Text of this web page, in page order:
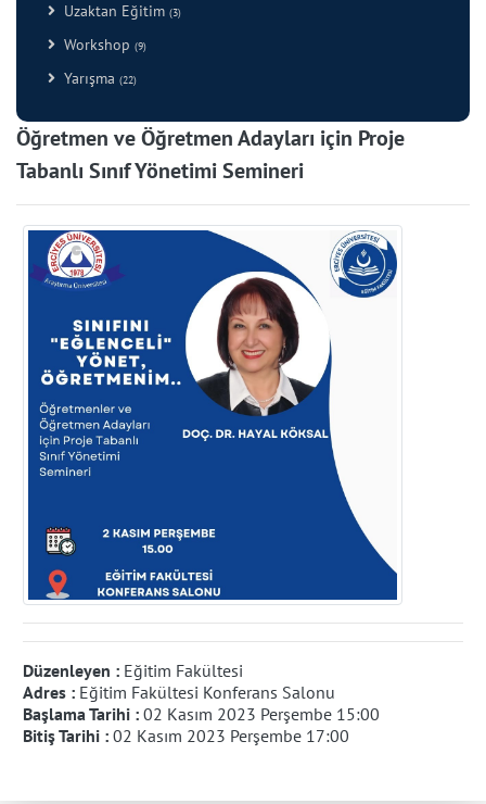
Uzaktan Eğitim (3)
Workshop (9)
Yarışma (22)
Öğretmen ve Öğretmen Adayları için Proje
Tabanlı Sınıf Yönetimi Semineri
Düzenleyen : Eğitim Fakültesi
Adres : Eğitim Fakültesi Konferans Salonu
Başlama Tarihi : 02 Kasım 2023 Perşembe 15:00
Bitiş Tarihi : 02 Kasım 2023 Perşembe 17:00